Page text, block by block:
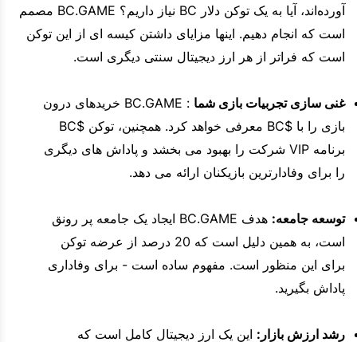
آورده‌اند، آیا به یک توکن دلار BC نیاز داریم؟ BC.GAME مصمم
است که انجام دهیم. اینها مزایای داشتن کیسه ای از این توکن
است که فراتر از هر ارز دیجیتال سنتی دیگری است.
غنی سازی تجربیات بازی شما
: BC.GAME خریدهای درون
بازی را با $BC معرفی خواهد کرد. همچنین، توکن $BC
برنامه VIP شرکت را بهبود می بخشد و پاداش های دیگری
را برای وفادارترین بازیکنان ارائه می دهد.
توسعه جامعه:
هدف BC.GAME ایجاد یک جامعه پر رونق
است، به همین دلیل است که 20 درصد از عرضه توکن
برای این منظور است. مفهوم ساده است - برای وفاداری
پاداش بگیرید.
رشد ارزش بازار: این یک ارز دیجیتال کامل است که